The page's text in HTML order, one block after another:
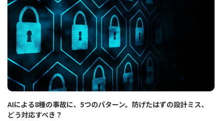
AIによる8種の事故に、5つのパターン。防げたはずの設計ミス、
どう対応すべき？